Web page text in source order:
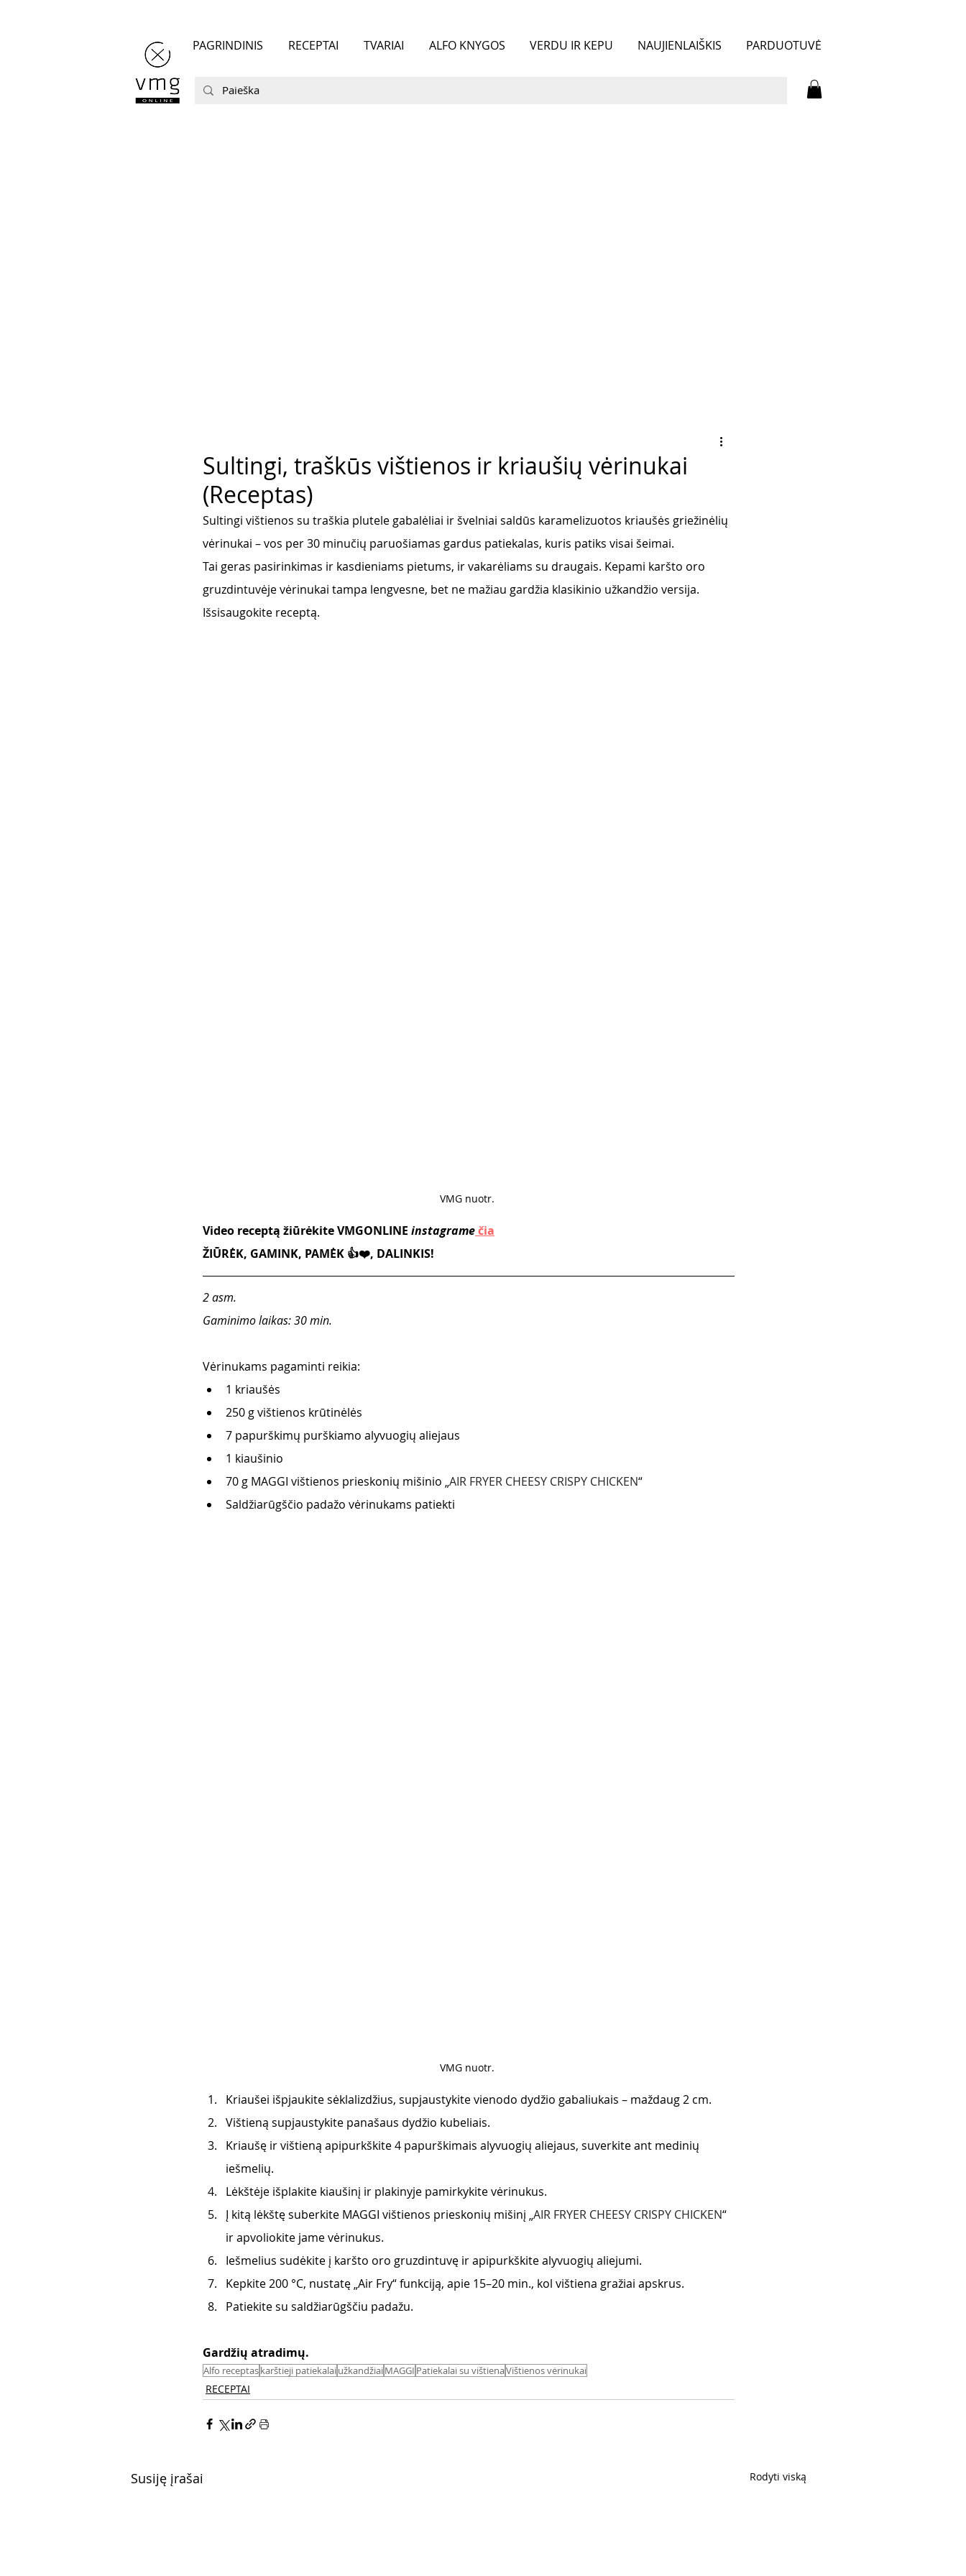
PAGRINDINIS RECEPTAI TVARIAI ALFO KNYGOS VERDU IR KEPU NAUJIENLAIŠKIS PARDUOTUVĖ
Sultingi, traškūs vištienos ir kriaušių vėrinukai
(Receptas)
Sultingi vištienos su traškia plutele gabalėliai ir švelniai saldūs karamelizuotos kriaušės griežinėlių
vėrinukai – vos per 30 minučių paruošiamas gardus patiekalas, kuris patiks visai šeimai.
Tai geras pasirinkimas ir kasdieniams pietums, ir vakarėliams su draugais. Kepami karšto oro
gruzdintuvėje vėrinukai tampa lengvesne, bet ne mažiau gardžia klasikinio užkandžio versija.
Išsisaugokite receptą.
VMG nuotr.
Video receptą žiūrėkite VMGONLINE instagramečia
ŽIŪRĖK, GAMINK, PAMĖK 👍❤️, DALINKIS!
2 asm.
Gaminimo laikas: 30 min.
Vėrinukams pagaminti reikia:
1 kriaušės
250 g vištienos krūtinėlės
7 papurškimų purškiamo alyvuogių aliejaus
1 kiaušinio
70 g MAGGI vištienos prieskonių mišinio „AIR FRYER CHEESY CRISPY CHICKEN“
Saldžiarūgščio padažo vėrinukams patiekti
VMG nuotr.
Kriaušei išpjaukite sėklalizdžius, supjaustykite vienodo dydžio gabaliukais – maždaug 2 cm.
Vištieną supjaustykite panašaus dydžio kubeliais.
Kriaušę ir vištieną apipurkškite 4 papurškimais alyvuogių aliejaus, suverkite ant medinių
iešmelių.
Lėkštėje išplakite kiaušinį ir plakinyje pamirkykite vėrinukus.
Į kitą lėkštę suberkite MAGGI vištienos prieskonių mišinį „AIR FRYER CHEESY CRISPY CHICKEN“
ir apvoliokite jame vėrinukus.
Iešmelius sudėkite į karšto oro gruzdintuvę ir apipurkškite alyvuogių aliejumi.
Kepkite 200 °C, nustatę „Air Fry“ funkciją, apie 15–20 min., kol vištiena gražiai apskrus.
Patiekite su saldžiarūgščiu padažu.
Gardžių atradimų.
Alfo receptaskarštieji patiekalaiužkandžiaiMAGGI Patiekalai su vištienaVištienos vėrinukai
RECEPTAI
Susiję įrašai Rodyti viską